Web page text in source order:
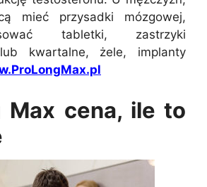
mieć przysadki mózgowej,
tabletki, zastrzyki
kwartalne, żele, implanty
Max cena, ile to